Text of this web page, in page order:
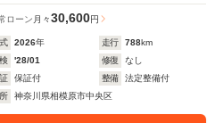
ローン 月々30,600円
2026年 走行 788km
'28/01 修復
なし
保証付 整備
法定整備付
神奈川県相模原市中央区